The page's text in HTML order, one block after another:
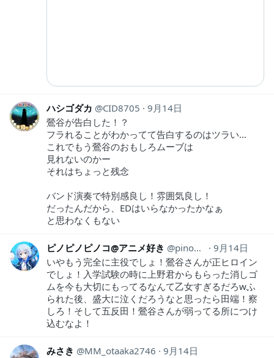
ハシゴダカ CID8705
9月14日
鶯谷が告白した！？
フラれることがわかってて告白するのはツラい…
これでもう鶯谷のおもしろムーブは
見れないのかー
それはちょっと残念
バンド演奏で特別感良し！雰囲気良し！
だったんだから、EDはいらなかったかなぁ
と思わなくもない
ピノピノピノコ@アニメ好き pinopinopino369
9月14日
いやもう完全に主役でしょ！鶯谷さんが正ヒロイン
でしょ！入学試験の時に上野君からもらった消しゴ
ムを今も大切にもってるなんて乙女すぎるだろwふ
られた後、盛大に泣くだろうなと思ったら田端！察
しろ！そして五反田！鶯谷さんが弱ってる所につけ
込むなよ！
みさき MM_otaaka2746
9月14日